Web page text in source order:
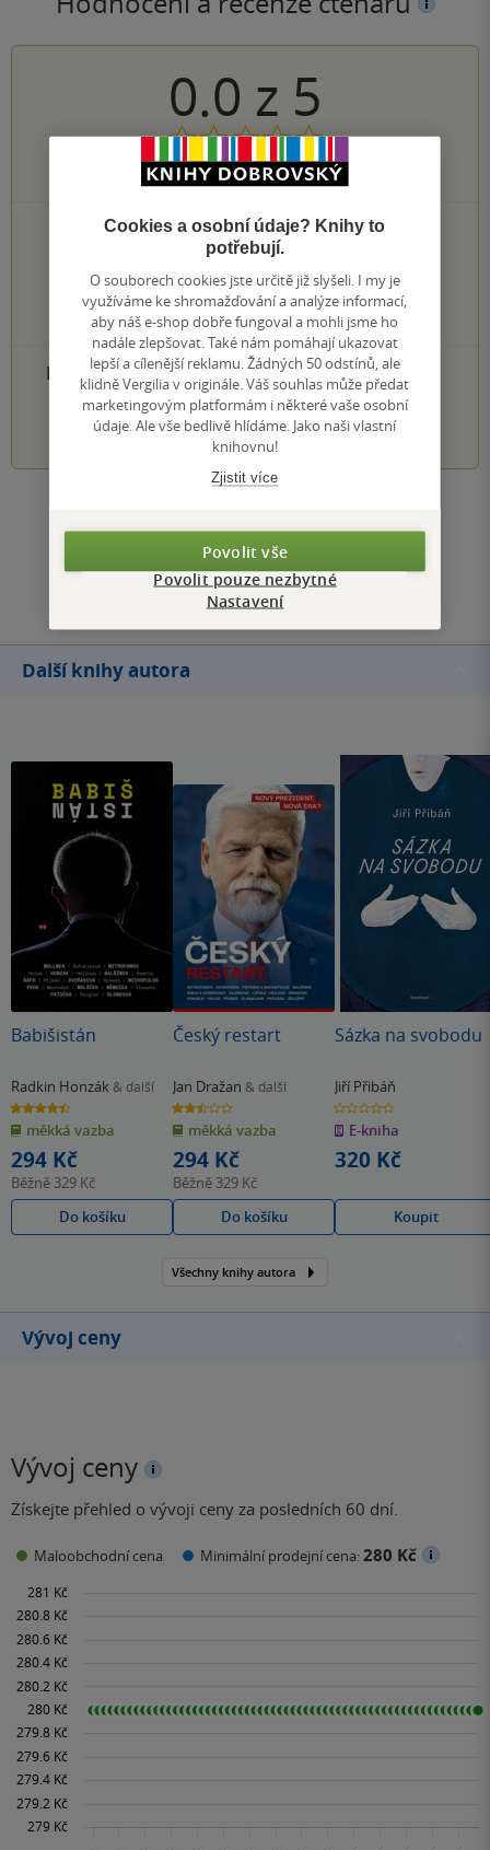
0.0 z 5
0hodnocení čtenářů
0×
5 hvězdiček
0×
4 hvězdičky
0×
3 hvězdičky
0×
2 hvězdičky
0×
1 hvezdička
PŘIDEJTE SVÉ HODNOCENÍ PRODUKTU
1 2 3 4 5
Přidat hodnocení
Další knihy autora
Babišistán
Radkin Honzák & další
4.5
z
5
hvězdiček
měkká vazba
294 Kč
Běžně 329 Kč
Do košíku
Český restart
Jan Dražan & další
2.5
z
5
hvězdiček
měkká vazba
294 Kč
Běžně 329 Kč
Do košíku
Sázka na svobodu
Jiří Přibáň
0.0
z
5
hvězdiček
E-kniha
320 Kč
Koupit
Všechny knihy autora
Vývoj ceny
Vývoj ceny
Získejte přehled o vývoji ceny za posledních 60 dní.
Maloobchodní cena Minimální prodejní cena:280 Kč
Cookies a osobní údaje? Knihy to
potřebují.
O souborech cookies jste určitě již slyšeli. I my je
využíváme ke shromažďování a analýze informací,
aby náš e-shop dobře fungoval a mohli jsme ho
nadále zlepšovat. Také nám pomáhají ukazovat
lepší a cílenější reklamu. Žádných 50 odstínů, ale
klidně Vergilia v originále. Váš souhlas může předat
marketingovým platformám i některé vaše osobní
údaje. Ale vše bedlivě hlídáme. Jako naši vlastní
knihovnu!
Zjistit více
Povolit vše
Povolit pouze nezbytné
Nastavení